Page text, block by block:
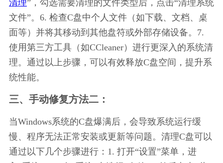
清理”，勾选需要清理的文件类型后，点击“清理系统
文件”。6. 检查C盘中个人文件（如下载、文档、桌
面等）并将其移动到其他盘符或外部存储设备。7.
使用第三方工具（如CCleaner）进行更深入的系统清
理。通过以上步骤，可以有效释放C盘空间，提升系
统性能。
三、手动修复方法二：
当Windows系统的C盘爆满后，会导致系统运行缓
慢、程序无法正常安装或更新等问题。清理C盘可以
通过以下几个步骤进行：1. 打开“设置”菜单，进